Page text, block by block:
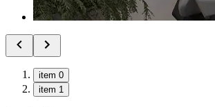
item 0
item 1